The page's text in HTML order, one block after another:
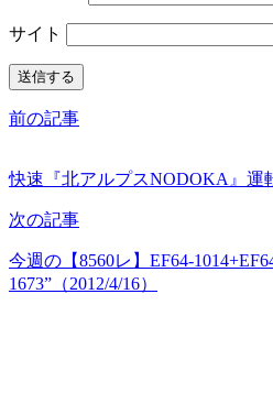
サイト
前の記事
快速『北アルプスNODOKA』運
次の記事
今週の【8560レ】EF64-
1673”（2012/4/16）